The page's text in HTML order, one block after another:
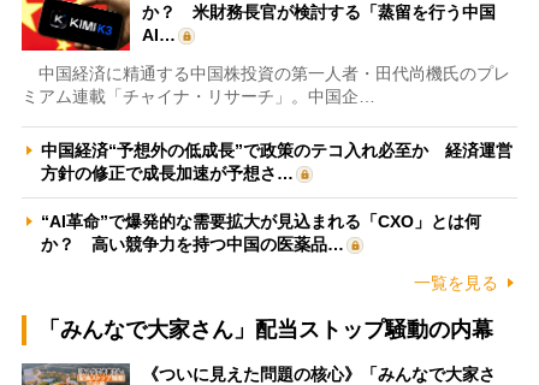
か？ 米財務長官が検討する「蒸留を行う中国
AI…
中国経済に精通する中国株投資の第一人者・田代尚機氏のプレ
ミアム連載「チャイナ・リサーチ」。中国企…
中国経済“予想外の低成長”で政策のテコ入れ必至か 経済運営
方針の修正で成長加速が予想さ…
“AI革命”で爆発的な需要拡大が見込まれる「CXO」とは何
か？ 高い競争力を持つ中国の医薬品…
一覧を見る
「みんなで大家さん」配当ストップ騒動の内幕
《ついに見えた問題の核心》「みんなで大家さ